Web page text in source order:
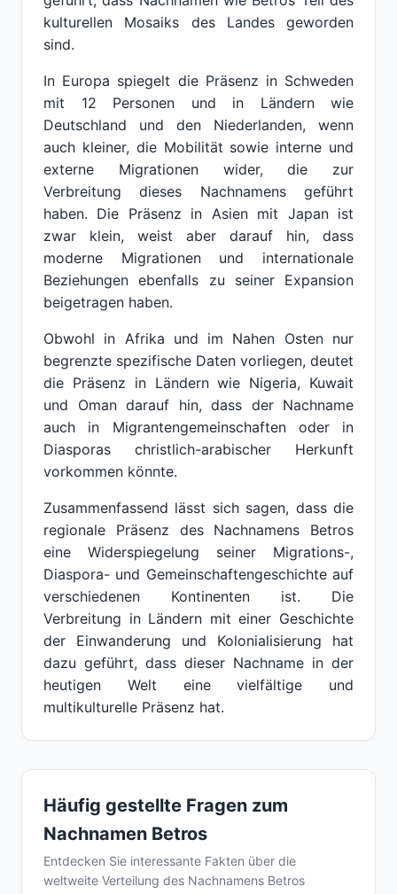
kulturellen Mosaiks des Landes geworden
sind.
In Europa spiegelt die Präsenz in Schweden
mit 12 Personen und in Ländern wie
Deutschland und den Niederlanden, wenn
auch kleiner, die Mobilität sowie interne und
externe Migrationen wider, die zur
Verbreitung dieses Nachnamens geführt
haben. Die Präsenz in Asien mit Japan ist
zwar klein, weist aber darauf hin, dass
moderne Migrationen und internationale
Beziehungen ebenfalls zu seiner Expansion
beigetragen haben.
Obwohl in Afrika und im Nahen Osten nur
begrenzte spezifische Daten vorliegen, deutet
die Präsenz in Ländern wie Nigeria, Kuwait
und Oman darauf hin, dass der Nachname
auch in Migrantengemeinschaften oder in
Diasporas christlich-arabischer Herkunft
vorkommen könnte.
Zusammenfassend lässt sich sagen, dass die
regionale Präsenz des Nachnamens Betros
eine Widerspiegelung seiner Migrations-,
Diaspora- und Gemeinschaftengeschichte auf
verschiedenen Kontinenten ist. Die
Verbreitung in Ländern mit einer Geschichte
der Einwanderung und Kolonialisierung hat
dazu geführt, dass dieser Nachname in der
heutigen Welt eine vielfältige und
multikulturelle Präsenz hat.
Häufig gestellte Fragen zum
Nachnamen Betros
Entdecken Sie interessante Fakten über die
weltweite Verteilung des Nachnamens Betros